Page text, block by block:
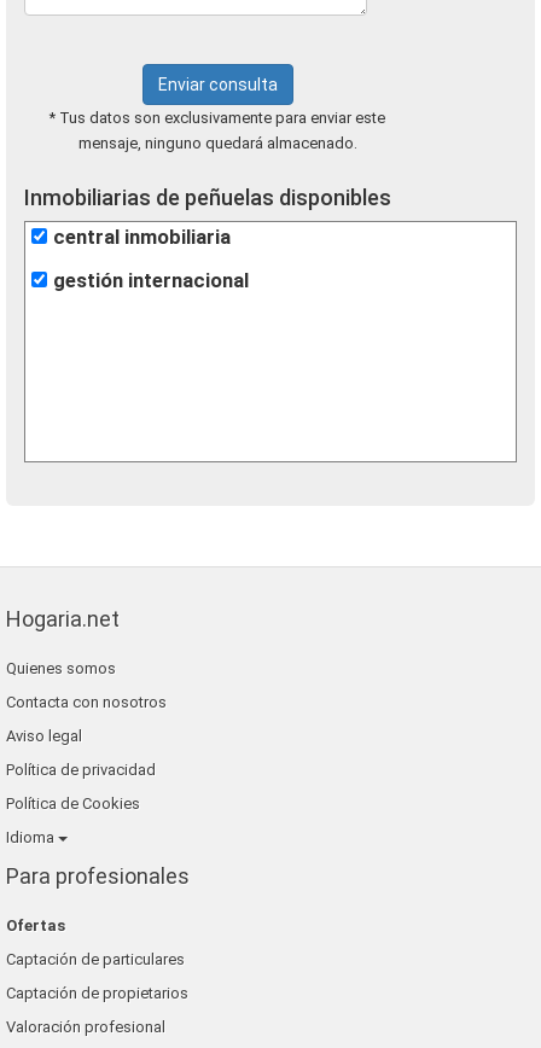
Enviar consulta
* Tus datos son exclusivamente para enviar este
mensaje, ninguno quedará almacenado.
Inmobiliarias de peñuelas disponibles
central inmobiliaria
gestión internacional
Hogaria.net
Quienes somos
Contacta con nosotros
Aviso legal
Política de privacidad
Política de Cookies
Idioma
Para profesionales
Ofertas
Captación de particulares
Captación de propietarios
Valoración profesional